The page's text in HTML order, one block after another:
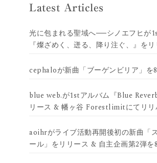
Latest Articles
光に包まれる聖域へ──シノエフヒが
『燦ざめく、迸る、降り注ぐ、』を
cephaloが新曲「ブーゲンビリア」を
blue web.が1stアルバム『Blue
リース & 幡ヶ谷 Forestlimitにてリリ
aoihrがライブ活動再開後初の新曲「
ール」をリリース & 自主企画第2弾を